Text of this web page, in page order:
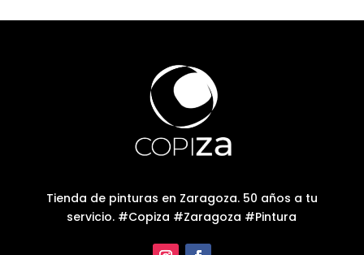
Tienda de pinturas en Zaragoza. 50 años a tu
servicio. #Copiza #Zaragoza #Pintura